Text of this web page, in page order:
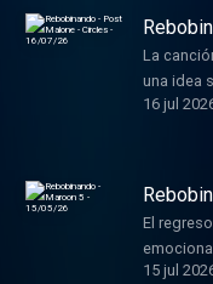
algunos
- 16/
La
una idea
que se
16 jul
El
de su
15 jul